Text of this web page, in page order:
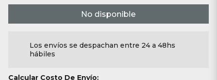
No disponible
Los envíos se despachan entre 24 a 48hs
hábiles
Calcular Costo De Envío: